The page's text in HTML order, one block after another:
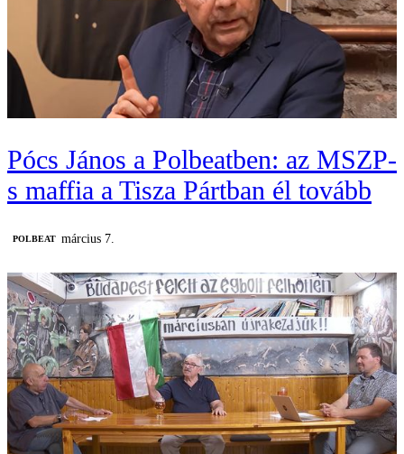
Pócs János a Polbeatben: az MSZP-
s maffia a Tisza Pártban él tovább
‎POLBEAT március 7.